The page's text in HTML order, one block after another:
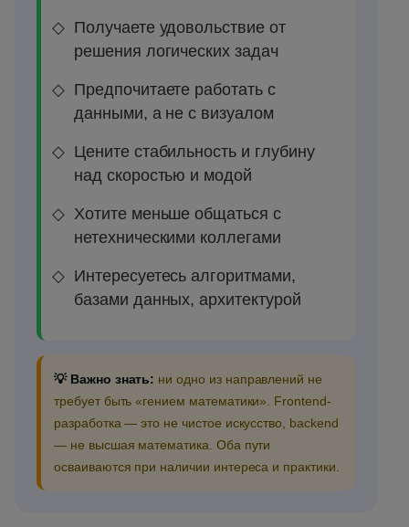
Получаете удовольствие от
решения логических задач
Предпочитаете работать с
данными, а не с визуалом
Цените стабильность и глубину
над скоростью и модой
Хотите меньше общаться с
нетехническими коллегами
Интересуетесь алгоритмами,
базами данных, архитектурой
💡 Важно знать: ни одно из направлений не
требует быть «гением математики». Frontend-
разработка — это не чистое искусство, backend
— не высшая математика. Оба пути
осваиваются при наличии интереса и практики.